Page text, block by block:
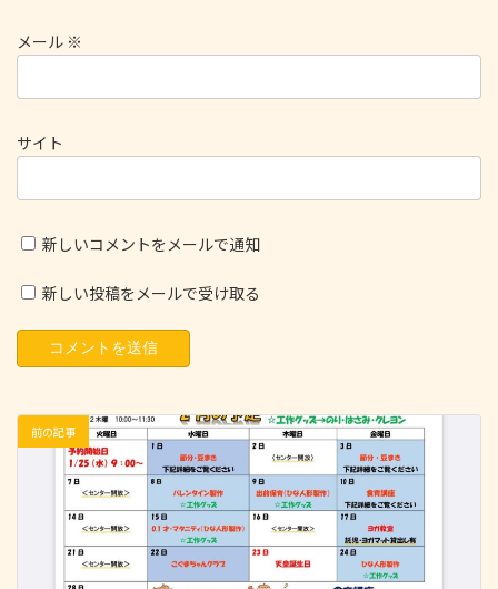
メール ※
サイト
新しいコメントをメールで通知
新しい投稿をメールで受け取る
前の記事